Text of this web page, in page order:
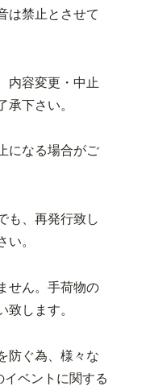
は禁止とさせて
内容変更・中止
承下さい。
になる場合がご
も、再発行致し
い。
せん。手荷物の
致します。
防ぐ為、様々な
ベントに関する